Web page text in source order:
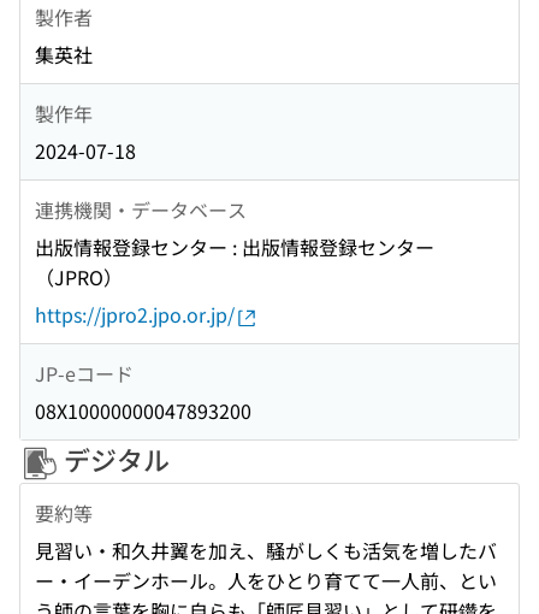
製作者
集英社
製作年
2024-07-18
連携機関・データベース
出版情報登録センター : 出版情報登録センター
（JPRO）
https://jpro2.jpo.or.jp/
JP-eコード
08X10000000047893200
デジタル
要約等
見習い・和久井翼を加え、騒がしくも活気を増したバ
ー・イーデンホール。人をひとり育てて一人前、とい